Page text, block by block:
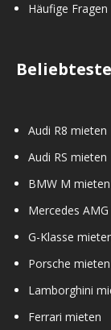
Häufige Fragen
Audi R8 mieten
Audi RS mieten
BMW M mieten
Mercedes
G-Klasse
Porsche mieten
Lamborghini
Ferrari mieten